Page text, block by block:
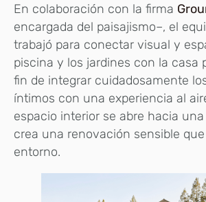
En colaboración con la firma
encargada del paisajismo–, el
trabajó para conectar visual y
piscina y los jardines con la casa
fin de integrar cuidadosamente
íntimos con una experiencia al
espacio interior se abre hacia
crea una renovación sensible
entorno.